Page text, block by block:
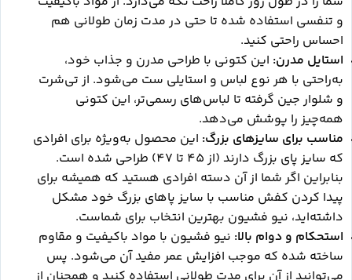
و تنفسی استفاده شده تا حتی در مدت زمان طولانی هم
احساس راحتی کنید.
استایل مدرن: این کتونی با طراحی مدرن و جذاب خود،
به‌راحتی با هر نوع لباس و استایلی ست می‌شود. از تی‌شرت
و شلوار جین گرفته تا لباس‌های رسمی‌تر، این کتونی
همه‌چیز را پوشش می‌دهد.
مناسب برای سایزهای بزرگ: این محصول به‌ویژه برای افرادی
که سایز پای بزرگ دارند (از 45 تا 47) طراحی شده است.
بنابراین اگر شما از آن دسته افرادی هستید که همیشه برای
پیدا کردن کفش مناسب با سایز پاهای بزرگ خود مشکل
داشته‌اید، نیو فشیون بهترین انتخاب برای شماست.
استحکام و دوام بالا: نیو فشیون با مواد باکیفیت و مقاوم
ساخته شده که موجب افزایش عمر مفید آن می‌شود. پس